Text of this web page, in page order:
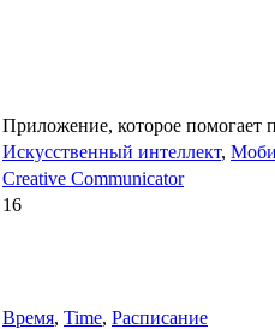
Приложение, которое помогает
Искусственный интеллект,
Creative Communicator
16
Время, Time, Расписание